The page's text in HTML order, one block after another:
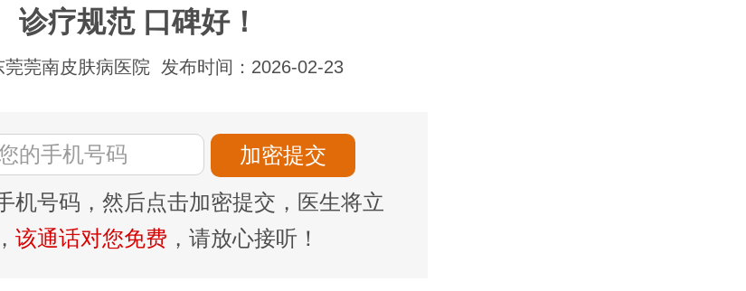
诊疗规范 口碑好！
莞莞南皮肤病医院 发布时间：2026-02-23
机号码，然后点击加密提交，医生将立
该通话对您免费 ，请放心接听！